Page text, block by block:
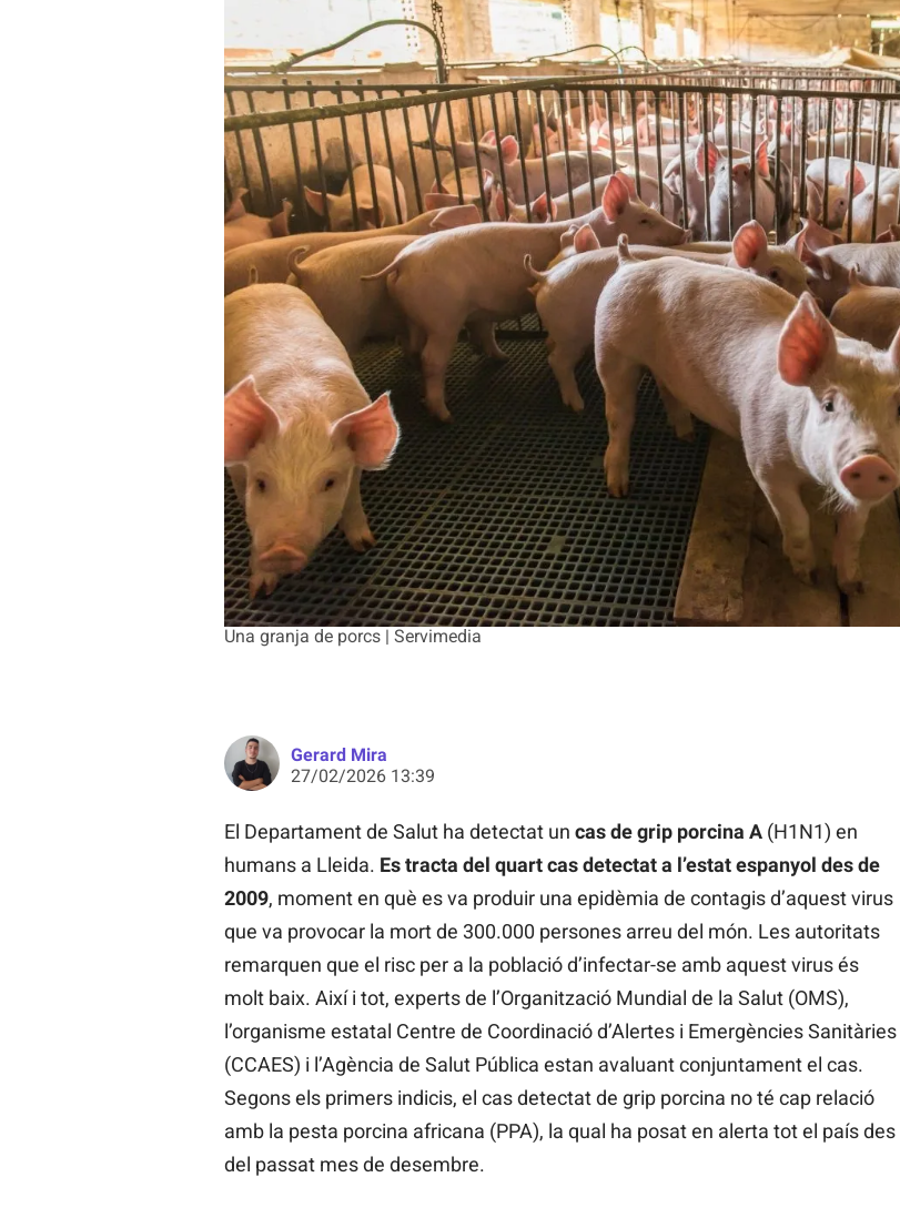
Una granja de porcs | Servimedia
Gerard Mira
27/02/2026 13:39
El Departament de Salut ha detectat un cas de grip porcina A(H1N1) en
humans a Lleida. Es tracta del quart cas detectat a l’estat espanyol des de
2009, moment en què es va produir una epidèmia de contagis d’aquest virus
que va provocar la mort de 300.000 persones arreu del món. Les autoritats
remarquen que el risc per a la població d’infectar-se amb aquest virus és
molt baix. Així i tot, experts de l’Organització Mundial de la Salut (OMS),
l’organisme estatal Centre de Coordinació d’Alertes i Emergències Sanitàries
(CCAES) i l’Agència de Salut Pública estan avaluant conjuntament el cas.
Segons els primers indicis, el cas detectat de grip porcina no té cap relació
amb la pesta porcina africana (PPA), la qual ha posat en alerta tot el país des
del passat mes de desembre.